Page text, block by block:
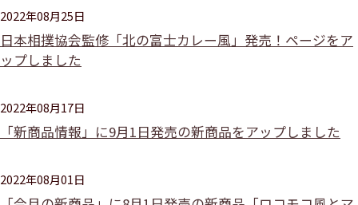
2022年08月25日
日本相撲協会監修「北の富士カレー風」発売！ページをア
ップしました
2022年08月17日
「新商品情報」に9月1日発売の新商品をアップしました
2022年08月01日